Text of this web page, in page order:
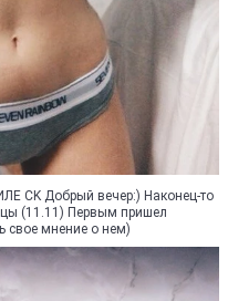
Добрый вечер:) Наконец-то
(11.11) Первым пришел
свое мнение о нем)